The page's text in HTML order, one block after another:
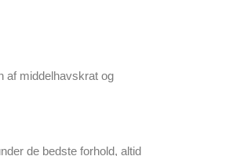
af ​​middelhavskrat og
de bedste forhold, altid